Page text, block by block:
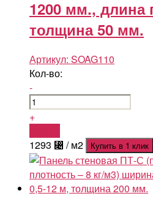
1200 мм., длина
толщина 50 мм.
Артикул: SOAG110
Кол-во:
-
+
1293 ⃄ / м2 Купить в 1 клик